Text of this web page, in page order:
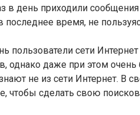
день приходили
время, не
пользователи сети
однако даже при этом
не из сети Интернет. В
чтобы сделать свою